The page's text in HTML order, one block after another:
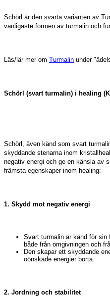
Schörl är den svarta varianten av
vanligaste formen av turmalin och
Läs/lär mer om Turmalin under
Schörl (svart turmalin) i healing
Schörl, även känd som svart
skyddande stenarna inom
negativ energi och ge en känsla av
främsta egenskaper inom healing:
1. Skydd mot negativ energi
Svart turmalin är känd för sin
både från omgivningen och
Den skapar ett skyddande
oönskade energier borta.
2. Jordning och stabilitet